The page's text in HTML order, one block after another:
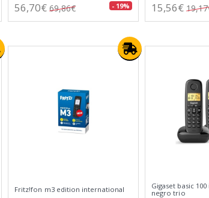
56,70€ 69,86€ - 19% 15,56€
Fritz!fon m3 edition international
Gigaset basic
negro trio